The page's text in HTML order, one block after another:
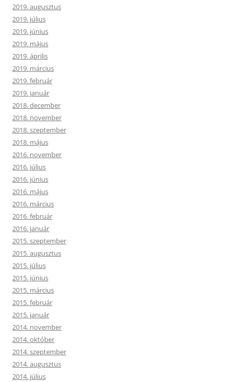
2019. augusztus
2019. július
2019. június
2019. május
2019. április
2019. március
2019. február
2019. január
2018. december
2018. november
2018. szeptember
2018. május
2016. november
2016. július
2016. június
2016. május
2016. március
2016. február
2016. január
2015. szeptember
2015. augusztus
2015. július
2015. június
2015. március
2015. február
2015. január
2014. november
2014. október
2014. szeptember
2014. augusztus
2014. július